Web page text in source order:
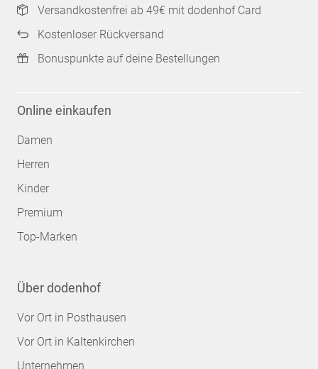
Versandkostenfrei ab 49€ mit dodenhof Card
Kostenloser Rückversand
Bonuspunkte auf deine Bestellungen
Online einkaufen
Damen
Herren
Kinder
Premium
Top-Marken
Über dodenhof
Vor Ort in Posthausen
Vor Ort in Kaltenkirchen
Unternehmen